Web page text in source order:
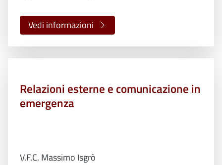
Vedi informazioni
Relazioni esterne e comunicazione in
emergenza
V.F.C. Massimo Isgrò